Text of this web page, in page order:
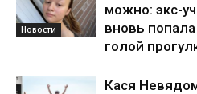
Новости
можно: экс-
вновь
голой
Кася